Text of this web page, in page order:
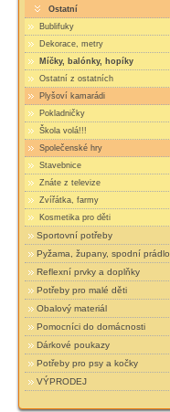
Ostatní
Bublifuky
Dekorace, metry
Míčky, balónky, hopíky
Ostatní z ostatních
Plyšoví kamarádi
Pokladničky
Škola volá!!!
Společenské hry
Stavebnice
Znáte z televize
Zvířátka, farmy
Kosmetika pro děti
Sportovní potřeby
Pyžama, župany, spodní prádlo
Reflexní prvky a doplňky
Potřeby pro malé děti
Obalový materiál
Pomocníci do domácnosti
Dárkové poukazy
Potřeby pro psy a kočky
VÝPRODEJ